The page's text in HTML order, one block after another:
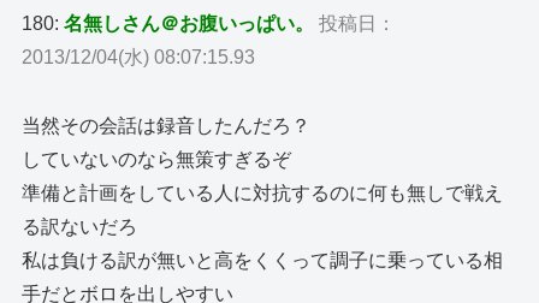
180:名無しさん＠お腹いっぱい。
投稿日：
2013/12/04(水) 08:07:15.93
当然その会話は録音したんだろ？
していないのなら無策すぎるぞ
準備と計画をしている人に対抗するのに何も無しで戦え
る訳ないだろ
私は負ける訳が無いと高をくくって調子に乗っている相
手だとボロを出しやすい